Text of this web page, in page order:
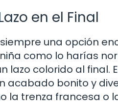
en el Final
una opción
como lo harías
lazo colorido al final.
acabado bonito y
la trenza francesa o